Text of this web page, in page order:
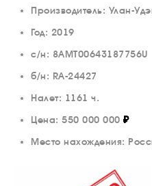
Производитель: Улан-
Год: 2019
с/н: 8АМТ00643187756U
б/н: RA-24427
Налет: 1161 ч.
Цена: 550 000 000 ₽
Место нахождения: